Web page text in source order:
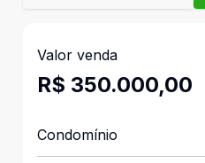
Valor venda
R$ 350.000,00
Condomínio